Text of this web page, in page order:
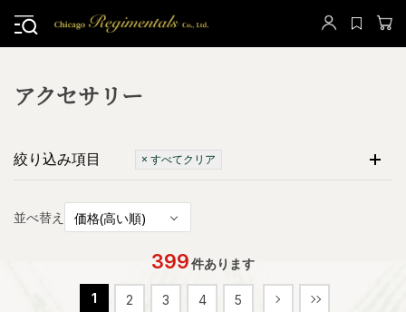
アクセサリー
絞り込み項目 × すべてクリア
並べ替え
399件あります
1 2 3 4 5